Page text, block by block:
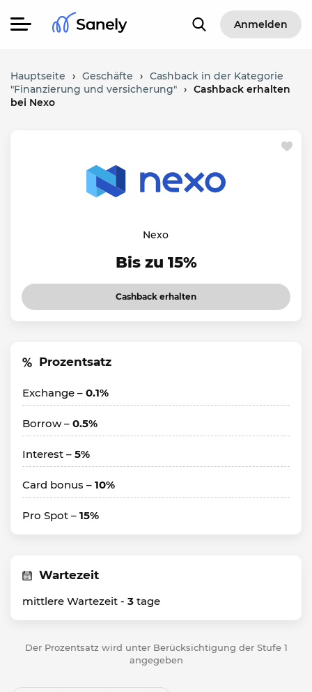
Anmelden
Hauptseite › Geschäfte › Cashback in der Kategorie
"Finanzierung und versicherung" › Cashback erhalten
bei Nexo
Nexo
Bis zu 15%
Cashback erhalten
Prozentsatz
Exchange – 0.1%
Borrow – 0.5%
Interest – 5%
Card bonus – 10%
Pro Spot – 15%
Wartezeit
mittlere Wartezeit - 3 tage
Der Prozentsatz wird unter Berücksichtigung der Stufe 1
angegeben